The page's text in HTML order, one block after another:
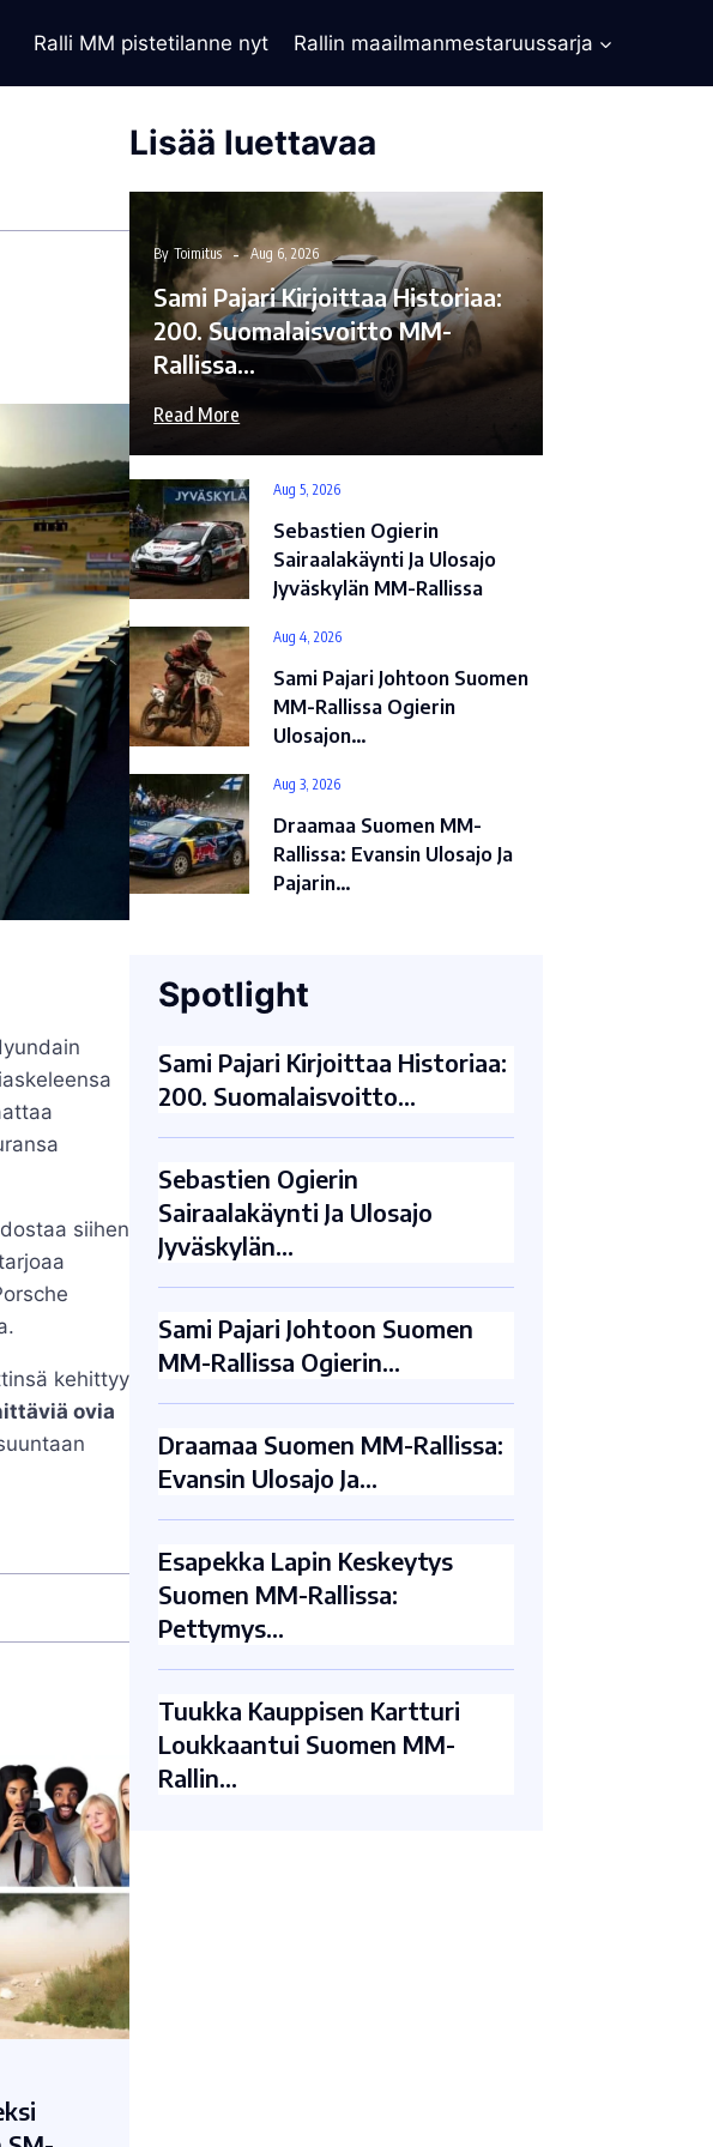
Ralli MM pistetilanne nyt Rallin maailmanmestaruussarja
siihen
kehittyy
ovia
Lisää luettavaa
By Toimitus Aug 6, 2026
Sami Pajari Kirjoittaa Historiaa:
200. Suomalaisvoitto MM-
Rallissa…
Read More
Aug 5, 2026
Sebastien Ogierin
Sairaalakäynti Ja Ulosajo
Jyväskylän MM-Rallissa
Aug 4, 2026
Sami Pajari Johtoon Suomen
MM-Rallissa Ogierin
Ulosajon…
Aug 3, 2026
Draamaa Suomen MM-
Rallissa: Evansin Ulosajo Ja
Pajarin…
Spotlight
Sami Pajari Kirjoittaa Historiaa:
200. Suomalaisvoitto…
Sebastien Ogierin
Sairaalakäynti Ja Ulosajo
Jyväskylän…
Sami Pajari Johtoon Suomen
MM-Rallissa Ogierin…
Draamaa Suomen MM-Rallissa:
Evansin Ulosajo Ja…
Esapekka Lapin Keskeytys
Suomen MM-Rallissa:
Pettymys…
Tuukka Kauppisen Kartturi
Loukkaantui Suomen MM-
Rallin…